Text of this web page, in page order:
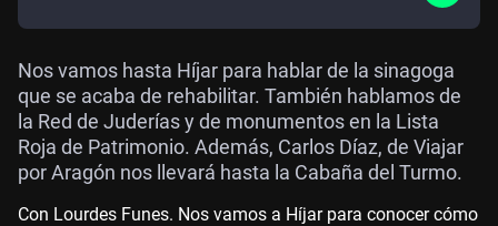
Nos vamos hasta Híjar para hablar de la sinagoga
que se acaba de rehabilitar. También hablamos de
la Red de Juderías y de monumentos en la Lista
Roja de Patrimonio. Además, Carlos Díaz, de Viajar
por Aragón nos llevará hasta la Cabaña del Turmo.
Con Lourdes Funes. Nos vamos a Híjar para conocer cómo